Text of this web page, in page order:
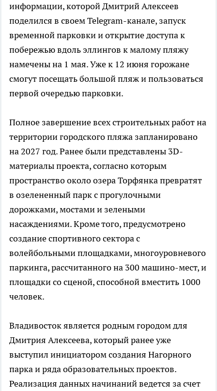
информации, которой Дмитрий Алексеев
поделился в своем Telegram-канале, запуск
временной парковки и открытие доступа к
побережью вдоль эллингов к малому пляжу
намечены на 1 мая. Уже к 12 июня горожане
смогут посещать большой пляж и пользоваться
первой очередью парковки.
Полное завершение всех строительных работ на
территории городского пляжа запланировано
на 2027 год. Ранее были представлены 3D-
материалы проекта, согласно которым
пространство около озера Торфянка превратят
в озелененный парк с прогулочными
дорожками, мостами и зелеными
насаждениями. Кроме того, предусмотрено
создание спортивного сектора с
волейбольными площадками, многоуровневого
паркинга, рассчитанного на 300 машино-мест, и
площадки со сценой, способной вместить 1000
человек.
Владивосток является родным городом для
Дмитрия Алексеева, который ранее уже
выступил инициатором создания Нагорного
парка и ряда образовательных проектов.
Реализация данных начинаний ведется за счет